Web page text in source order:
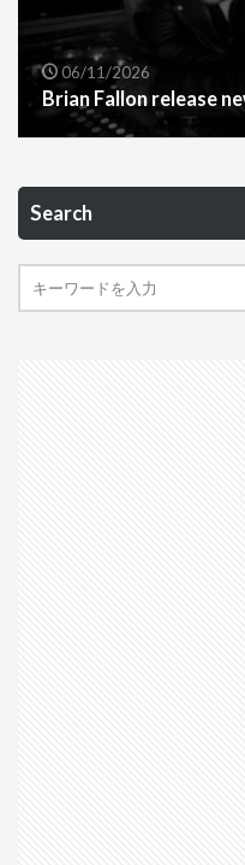
06/11/2026
Brian Fallon release
Search